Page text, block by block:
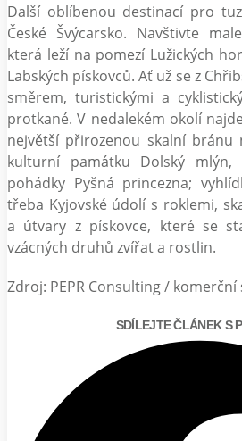
Další oblíbenou destinací pro
České Švýcarsko. Navštivte
která leží na pomezí Lužických
Labských pískovců. Ať už se z
směrem, turistickými a
protkané. V nedalekém okolí
největší přirozenou skalní bránu
kulturní památku Dolský
pohádky Pyšná princezna;
třeba Kyjovské údolí s roklemi,
a útvary z pískovce, které se
vzácných druhů zvířat a rostlin.
Zdroj: PEPR Consulting / komerční
SDÍLEJTE ČLÁNEK S